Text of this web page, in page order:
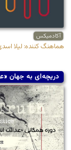
آکادمیکس
هماهنگ کننده: لیلا
دریچه‌ای به جهان